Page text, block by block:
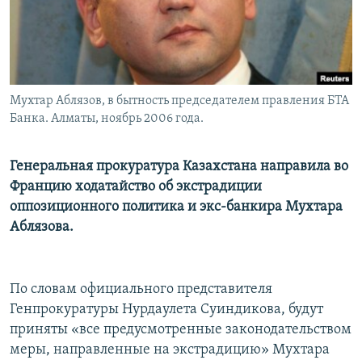
Мухтар Аблязов, в бытность председателем правления БТА
Банка. Алматы, ноябрь 2006 года.
Генеральная прокуратура Казахстана направила во
Францию ходатайство об экстрадиции
оппозиционного политика и экс-банкира Мухтара
Аблязова.
По словам официального представителя
Генпрокуратуры Нурдаулета Суиндикова, будут
приняты «все предусмотренные законодательством
меры, направленные на экстрадицию» Мухтара